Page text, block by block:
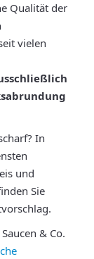
Qualität der
vielen
In
und
Sie
& Co.